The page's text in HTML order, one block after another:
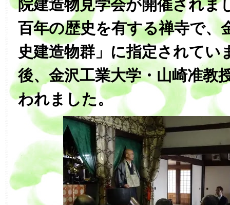
院建造物見学会が開催されま
百年の歴史を有する禅寺で、
史建造物群」に指定されてい
後、金沢工業大学・山崎准教
われました。